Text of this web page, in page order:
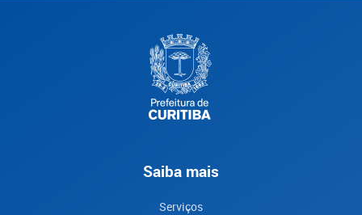
Saiba mais
Serviços